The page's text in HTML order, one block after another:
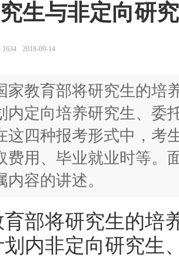
生与非定向研
1634 2018-09-14
家教育部将研究生的培
内定向培养研究生、委
这四种报考形式中，考
费用、毕业就业时等。
内容的讲述。
将研究生的培养
划内非定向研究生